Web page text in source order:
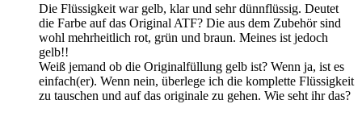
Die Flüssigkeit war gelb, klar und sehr dünnflüssig. Deutet
die Farbe auf das Original ATF? Die aus dem Zubehör sind
wohl mehrheitlich rot, grün und braun. Meines ist jedoch
gelb!!
Weiß jemand ob die Originalfüllung gelb ist? Wenn ja, ist es
einfach(er). Wenn nein, überlege ich die komplette Flüssigkeit
zu tauschen und auf das originale zu gehen. Wie seht ihr das?